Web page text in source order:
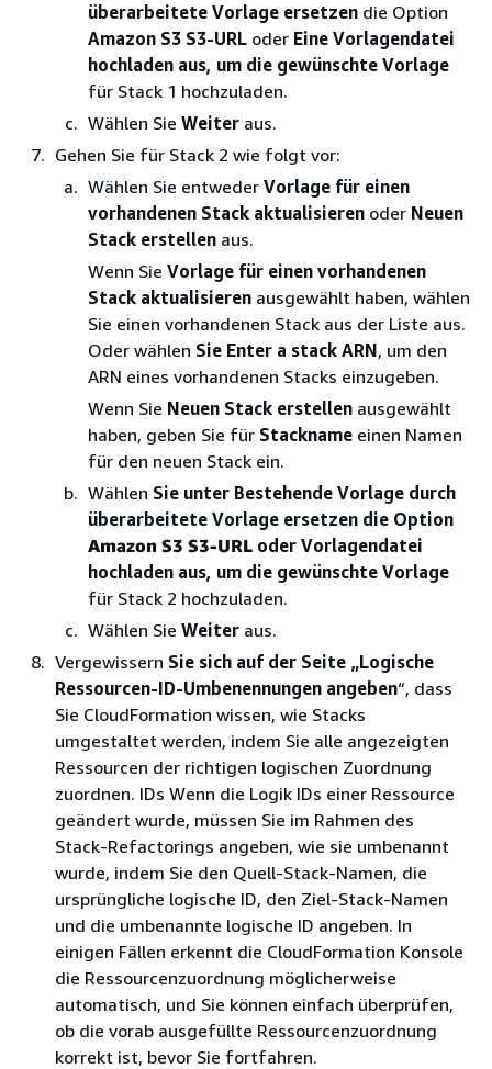
überarbeitete Vorlage ersetzen die Option
Amazon S3 S3-URL oder Eine Vorlagendatei
hochladen aus, um die gewünschte Vorlage
für Stack 1 hochzuladen.
Wählen Sie Weiter aus.
Gehen Sie für Stack 2 wie folgt vor:
Wählen Sie entweder Vorlage für einen
vorhandenen Stack aktualisieren oder Neuen
Stack erstellen aus.
Wenn Sie Vorlage für einen vorhandenen
Stack aktualisieren ausgewählt haben, wählen
Sie einen vorhandenen Stack aus der Liste aus.
Oder wählen Sie Enter a stack ARN, um den
ARN eines vorhandenen Stacks einzugeben.
Wenn Sie Neuen Stack erstellen ausgewählt
haben, geben Sie für Stackname einen Namen
für den neuen Stack ein.
Wählen Sie unter Bestehende Vorlage durch
überarbeitete Vorlage ersetzen die Option
Amazon S3 S3-URL oder Vorlagendatei
hochladen aus, um die gewünschte Vorlage
für Stack 2 hochzuladen.
Wählen Sie Weiter aus.
Vergewissern Sie sich auf der Seite „Logische
Ressourcen-ID-Umbenennungen angeben“, dass
Sie CloudFormation wissen, wie Stacks
umgestaltet werden, indem Sie alle angezeigten
Ressourcen der richtigen logischen Zuordnung
zuordnen. IDs Wenn die Logik IDs einer Ressource
geändert wurde, müssen Sie im Rahmen des
Stack-Refactorings angeben, wie sie umbenannt
wurde, indem Sie den Quell-Stack-Namen, die
ursprüngliche logische ID, den Ziel-Stack-Namen
und die umbenannte logische ID angeben. In
einigen Fällen erkennt die CloudFormation Konsole
die Ressourcenzuordnung möglicherweise
automatisch, und Sie können einfach überprüfen,
ob die vorab ausgefüllte Ressourcenzuordnung
korrekt ist, bevor Sie fortfahren.